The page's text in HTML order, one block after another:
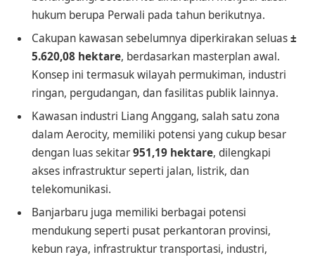
hukum berupa Perwali pada tahun berikutnya.
Cakupan kawasan sebelumnya diperkirakan seluas±
5.620,08 hektare, berdasarkan masterplan awal.
Konsep ini termasuk wilayah permukiman, industri
ringan, pergudangan, dan fasilitas publik lainnya.
Kawasan industri Liang Anggang, salah satu zona
dalam Aerocity, memiliki potensi yang cukup besar
dengan luas sekitar951,19 hektare, dilengkapi
akses infrastruktur seperti jalan, listrik, dan
telekomunikasi.
Banjarbaru juga memiliki berbagai potensi
mendukung seperti pusat perkantoran provinsi,
kebun raya, infrastruktur transportasi, industri,